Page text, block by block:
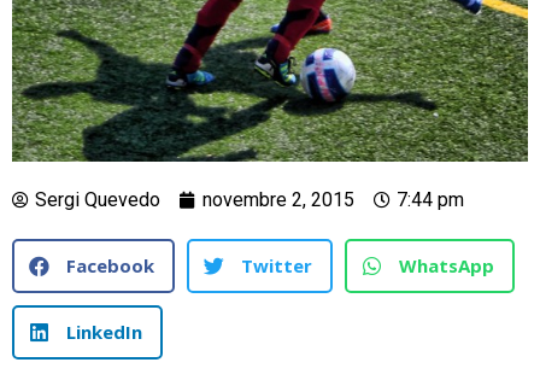
Sergi Quevedo novembre 2, 2015 7:44 pm
Facebook Twitter WhatsApp
LinkedIn